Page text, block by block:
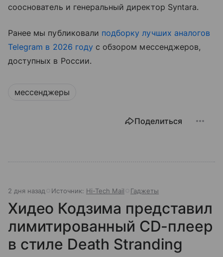
сооснователь и генеральный директор Syntara.
Ранее мы публиковали подборку лучших аналогов
Telegram в 2026 годус обзором мессенджеров,
доступных в России.
мессенджеры
Поделиться
2 дня назад Источник: Hi-Tech Mail Гаджеты
Хидео Кодзима представил
лимитированный CD-плеер
в стиле Death Stranding